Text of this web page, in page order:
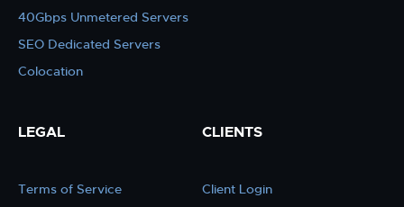
40Gbps Unmetered Servers
SEO Dedicated Servers
Colocation
LEGAL
Terms of Service
CLIENTS
Client Login